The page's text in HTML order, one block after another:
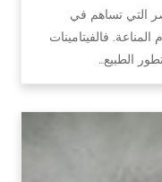
التي تساهم في
فالفيتامينات
الطبيع…